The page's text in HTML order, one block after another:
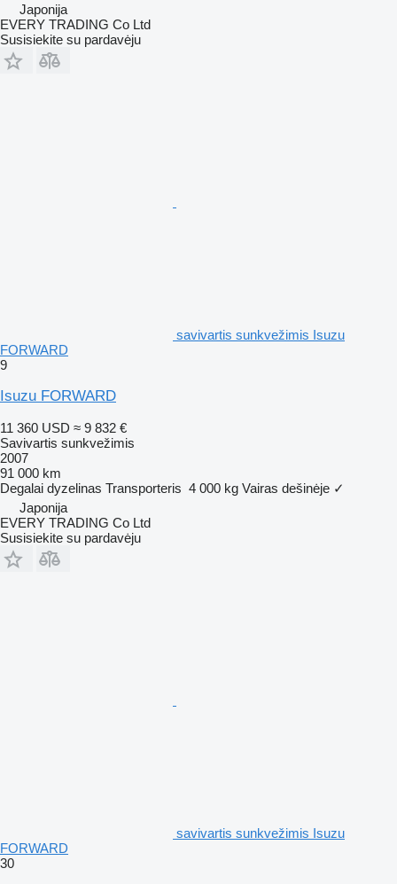
Japonija
EVERY TRADING Co Ltd
Susisiekite su pardavėju
savivartis sunkvežimis Isuzu
FORWARD
9
Isuzu FORWARD
11 360 USD ≈ 9 832 €
Savivartis sunkvežimis
2007
91 000 km
Degalai dyzelinas Transporteris 4 000 kg Vairas dešinėje ✓
Japonija
EVERY TRADING Co Ltd
Susisiekite su pardavėju
savivartis sunkvežimis Isuzu
FORWARD
30